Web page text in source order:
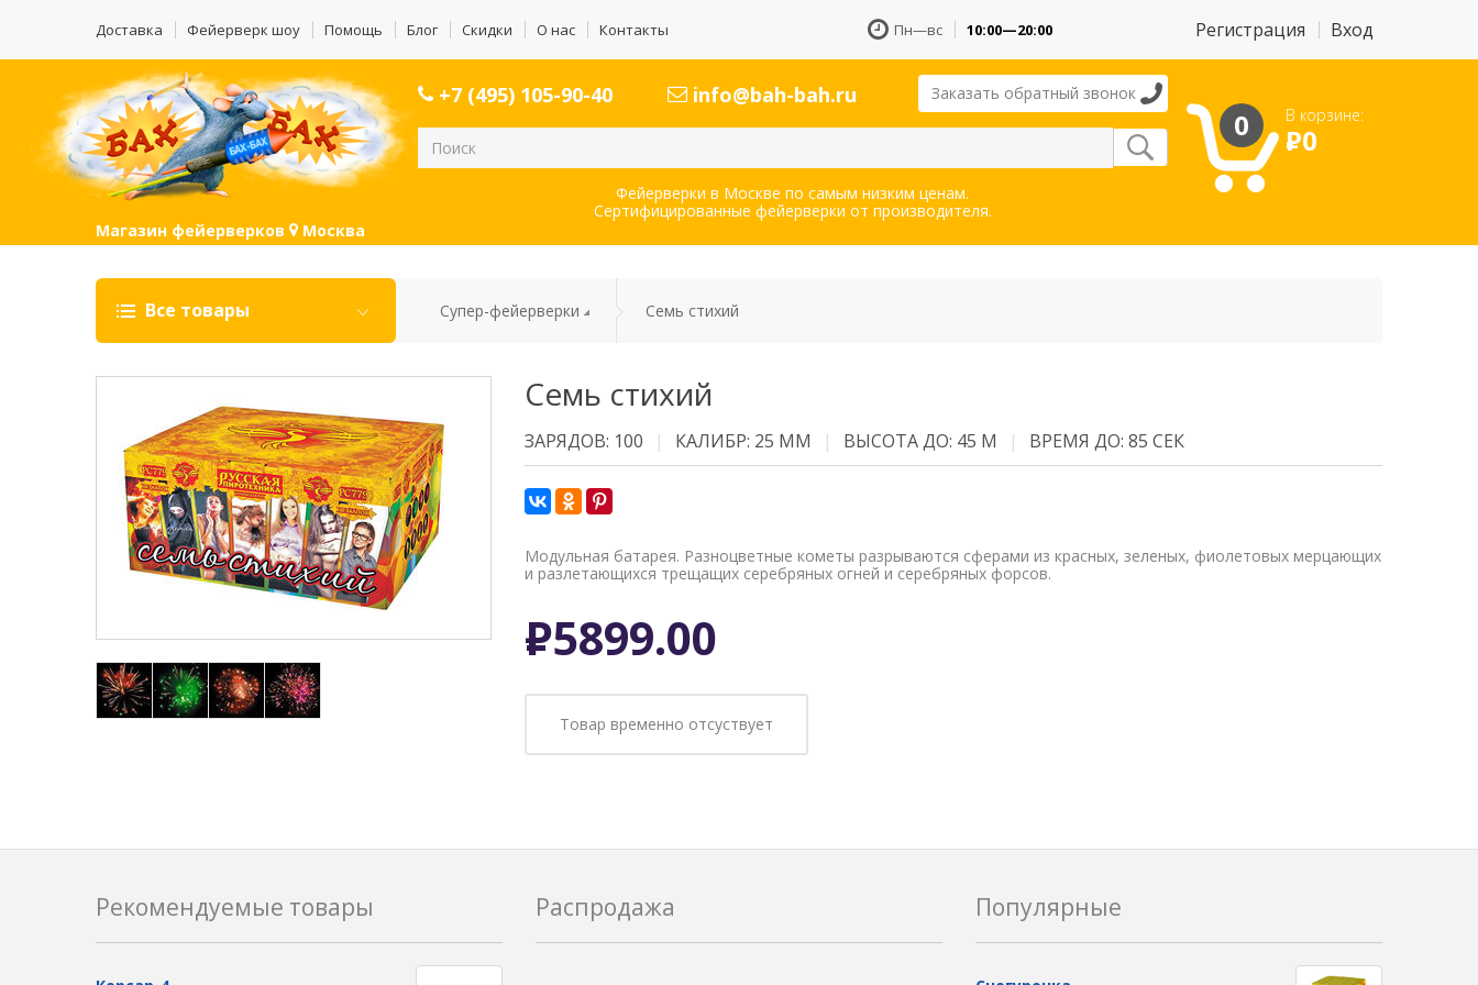
Доставка Фейерверк шоу Помощь Блог Скидки О нас Контакты Пн—вс 10:00—20:00 Регистрация Вход
+7 (495) 105-90-40 info@bah-bah.ru Заказать обратный звонок
Фейерверки в Москве по самым низким ценам.
Сертифицированные фейерверки от производителя.
0 В корзине:
Р0
Магазин фейерверков Москва
Все товары Супер-фейерверки Семь стихий
Семь стихий
ЗАРЯДОВ: 100 КАЛИБР: 25 ММ ВЫСОТА ДО: 45 М ВРЕМЯ ДО: 85 СЕК
Модульная батарея. Разноцветные кометы разрываются сферами из красных, зеленых, фиолетовых мерцающих
и разлетающихся трещащих серебряных огней и серебряных форсов.
Р5899.00
Товар временно отсуствует
Рекомендуемые товары Распродажа Популярные